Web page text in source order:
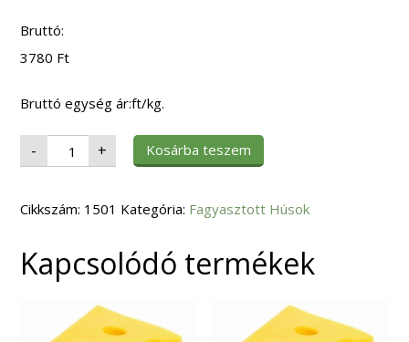
Bruttó:
3780 Ft
Bruttó egység ár:ft/kg.
- Fagy.
Hízott
Kacsa
+ Kosárba teszem
Cikkszám: 1501 Kategória: Fagyasztott Húsok
Kapcsolódó termékek